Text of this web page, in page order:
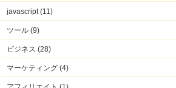
javascript(11)
ツール (9)
ビジネス (28)
マーケティング (4)